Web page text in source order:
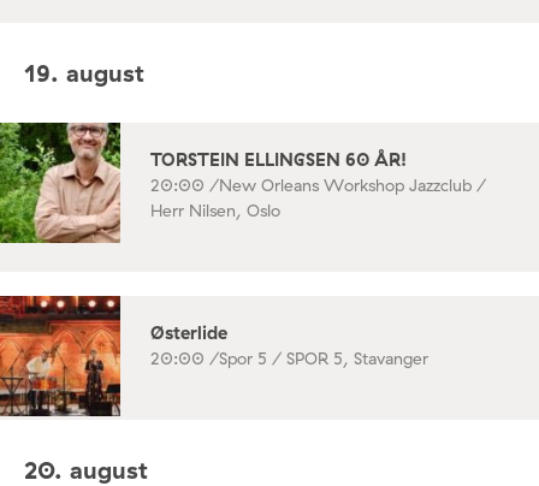
19. august
TORSTEIN ELLINGSEN 60 ÅR!
20:00 /New Orleans Workshop Jazzclub /
Herr Nilsen, Oslo
Østerlide
20:00 /Spor 5 / SPOR 5, Stavanger
20. august